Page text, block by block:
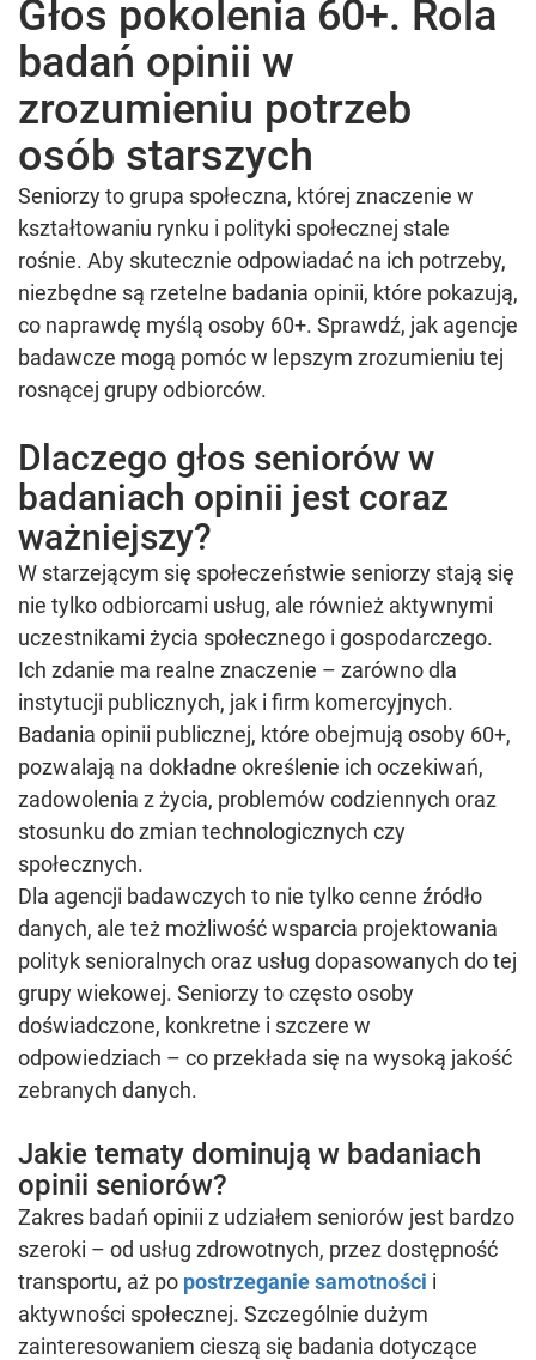
Głos pokolenia 60+. Rola
badań opinii w
zrozumieniu potrzeb
osób starszych
Seniorzy to grupa społeczna, której znaczenie w
kształtowaniu rynku i polityki społecznej stale
rośnie. Aby skutecznie odpowiadać na ich potrzeby,
niezbędne są rzetelne badania opinii, które pokazują,
co naprawdę myślą osoby 60+. Sprawdź, jak agencje
badawcze mogą pomóc w lepszym zrozumieniu tej
rosnącej grupy odbiorców.
Dlaczego głos seniorów w
badaniach opinii jest coraz
ważniejszy?
W starzejącym się społeczeństwie seniorzy stają się
nie tylko odbiorcami usług, ale również aktywnymi
uczestnikami życia społecznego i gospodarczego.
Ich zdanie ma realne znaczenie – zarówno dla
instytucji publicznych, jak i firm komercyjnych.
Badania opinii publicznej, które obejmują osoby 60+,
pozwalają na dokładne określenie ich oczekiwań,
zadowolenia z życia, problemów codziennych oraz
stosunku do zmian technologicznych czy
społecznych.
Dla agencji badawczych to nie tylko cenne źródło
danych, ale też możliwość wsparcia projektowania
polityk senioralnych oraz usług dopasowanych do tej
grupy wiekowej. Seniorzy to często osoby
doświadczone, konkretne i szczere w
odpowiedziach – co przekłada się na wysoką jakość
zebranych danych.
Jakie tematy dominują w badaniach
opinii seniorów?
Zakres badań opinii z udziałem seniorów jest bardzo
szeroki – od usług zdrowotnych, przez dostępność
transportu, aż po postrzeganie samotności i
aktywności społecznej. Szczególnie dużym
zainteresowaniem cieszą się badania dotyczące